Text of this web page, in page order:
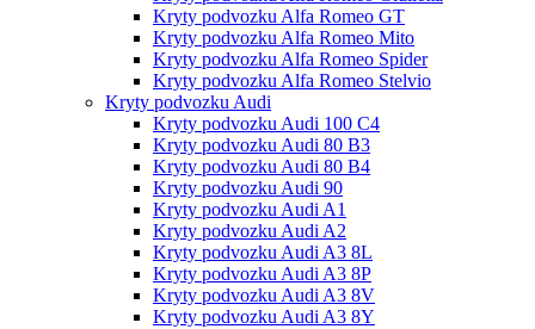
Kryty podvozku Alfa Romeo GT
Kryty podvozku Alfa Romeo Mito
Kryty podvozku Alfa Romeo Spider
Kryty podvozku Alfa Romeo Stelvio
Kryty podvozku Audi
Kryty podvozku Audi 100 С4
Kryty podvozku Audi 80 B3
Kryty podvozku Audi 80 B4
Kryty podvozku Audi 90
Kryty podvozku Audi A1
Kryty podvozku Audi A2
Kryty podvozku Audi A3 8L
Kryty podvozku Audi A3 8P
Kryty podvozku Audi A3 8V
Kryty podvozku Audi A3 8Y